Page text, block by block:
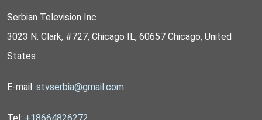
Serbian Television Inc
3023 N. Clark, #727, Chicago IL, 60657 Chicago, United
States
E-mail: stvserbia@gmail.com